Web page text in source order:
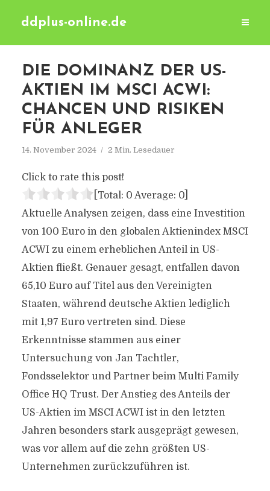
ddplus-online.de
DIE DOMINANZ DER US-
AKTIEN IM MSCI ACWI:
CHANCEN UND RISIKEN
FÜR ANLEGER
14. November 2024 2 Min. Lesedauer
Click to rate this post!
[Total: 0 Average: 0]
Aktuelle Analysen zeigen, dass eine Investition
von 100 Euro in den globalen Aktienindex MSCI
ACWI zu einem erheblichen Anteil in US-
Aktien fließt. Genauer gesagt, entfallen davon
65,10 Euro auf Titel aus den Vereinigten
Staaten, während deutsche Aktien lediglich
mit 1,97 Euro vertreten sind. Diese
Erkenntnisse stammen aus einer
Untersuchung von Jan Tachtler,
Fondsselektor und Partner beim Multi Family
Office HQ Trust. Der Anstieg des Anteils der
US-Aktien im MSCI ACWI ist in den letzten
Jahren besonders stark ausgeprägt gewesen,
was vor allem auf die zehn größten US-
Unternehmen zurückzuführen ist.